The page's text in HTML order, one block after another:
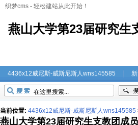
织梦cms - 轻松建站从此开始！
燕山大学第23届研究生
4436x12威尼斯-威斯尼斯人wns145585
当前位置: 4436x12威尼斯-威斯尼斯人wns145585
燕山大学第23届研究生支教团成